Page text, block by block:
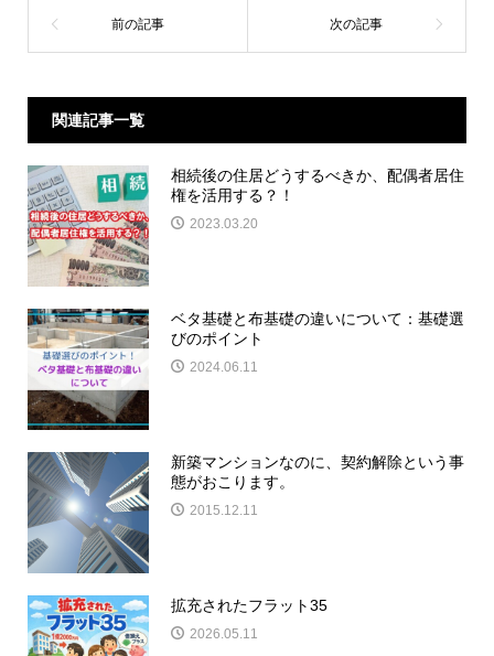
関連記事一覧
相続後の住居どうするべきか、配偶者居住
権を活用する？！
2023.03.20
ベタ基礎と布基礎の違いについて：基礎選
びのポイント
2024.06.11
新築マンションなのに、契約解除という事
態がおこります。
2015.12.11
拡充されたフラット35
2026.05.11